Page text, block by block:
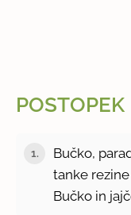
POSTOPEK
1.
Bučko,
tanke
Bučko in